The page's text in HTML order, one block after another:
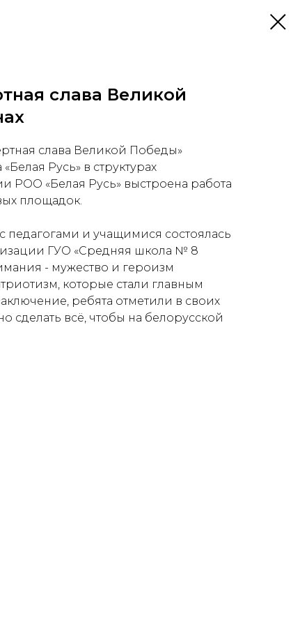
слава Великой
слава Великой Победы»
Русь» в структурах
РОО «Белая Русь» выстроена работа
площадок.
педагогами и учащимися состоялась
ГУО «Средняя школа № 8
- мужество и героизм
которые стали главным
ребята отметили в своих
сделать всё, чтобы на белорусской